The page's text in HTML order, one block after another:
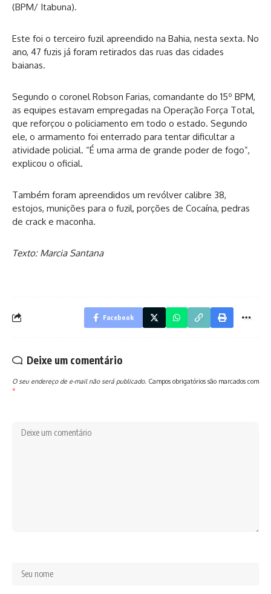
(BPM/ Itabuna).
Este foi o terceiro fuzil apreendido na Bahia, nesta sexta. No
ano, 47 fuzis já foram retirados das ruas das cidades
baianas.
Segundo o coronel Robson Farias, comandante do 15º BPM,
as equipes estavam empregadas na Operação Força Total,
que reforçou o policiamento em todo o estado. Segundo
ele, o armamento foi enterrado para tentar dificultar a
atividade policial. “É uma arma de grande poder de fogo”,
explicou o oficial.
Também foram apreendidos um revólver calibre 38,
estojos, munições para o fuzil, porções de Cocaína, pedras
de crack e maconha.
Texto: Marcia Santana
Facebook
Deixe um comentário
O seu endereço de e-mail não será publicado. Campos obrigatórios são marcados com
*